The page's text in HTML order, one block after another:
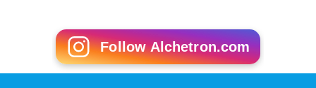
Follow Alchetron.com